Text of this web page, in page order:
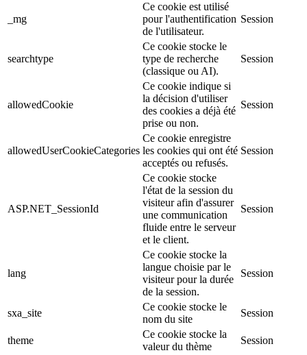
_mg
Ce cookie est utilisé
pour l'authentification
de l'utilisateur.
Session
searchtype
Ce cookie stocke le
type de recherche
(classique ou AI).
Session
allowedCookie
Ce cookie indique si
la décision d'utiliser
des cookies a déjà été
prise ou non.
Session
allowedUserCookieCategories
Ce cookie enregistre
les cookies qui ont été
acceptés ou refusés.
Session
ASP.NET_SessionId
Ce cookie stocke
l'état de la session du
visiteur afin d'assurer
une communication
fluide entre le serveur
et le client.
Session
lang
Ce cookie stocke la
langue choisie par le
visiteur pour la durée
de la session.
Session
sxa_site
Ce cookie stocke le
nom du site
Session
theme
Ce cookie stocke la
valeur du thème
Session